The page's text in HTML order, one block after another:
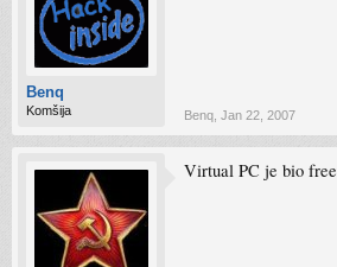
Benq
Komšija Benq Jan 22, 2007
Virtual PC je bio